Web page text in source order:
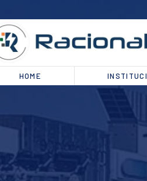
HOME